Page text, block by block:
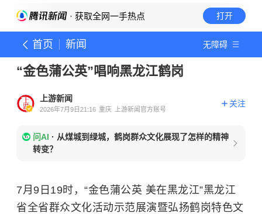
· 获取全网一手热点 打开
首页 新闻 无障碍
“金色蒲公英”唱响黑龙江鹤岗
上游新闻
2026年7月9日21:16 重庆 上游新闻官方账号
关注
问AI · 从煤城到绿城，鹤岗群众文化展现了怎样的精神
转变？
7月9日19时，“金色蒲公英 美在黑龙江”黑龙江
省全省群众文化活动示范展演暨弘扬鹤岗特色文